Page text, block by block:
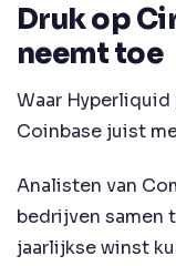
Druk op
neemt toe
Waar
Coinbase juist
Analisten van
bedrijven samen
jaarlijkse winst